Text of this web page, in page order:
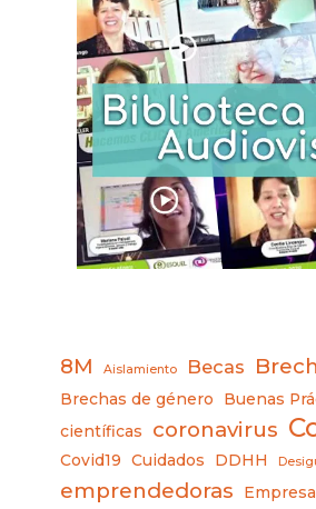
8M Aislamiento Becas
Brechas de género
Buenas
científicas
coronavirus
Covid19 Cuidados DDHH
emprendedoras